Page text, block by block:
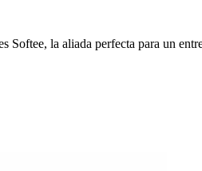
Softee, la aliada perfecta para un